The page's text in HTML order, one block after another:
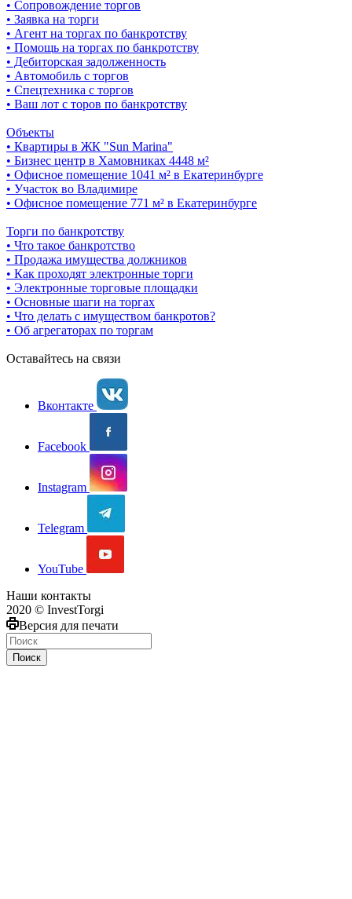
• Сопровождение торгов
• Заявка на торги
• Агент на торгах по банкротству
• Помощь на торгах по банкротству
• Дебиторская задолженность
• Автомобиль с торгов
• Спецтехника с торгов
• Ваш лот с торов по банкротству
Объекты
• Квартиры в ЖК "Sun Marina"
• Бизнес центр в Хамовниках 4448 м²
• Офисное помещение 1041 м² в Екатеринбурге
• Участок во Владимире
• Офисное помещение 771 м² в Екатеринбурге
Торги по банкротству
• Что такое банкротство
• Продажа имущества должников
• Как проходят электронные торги
• Электронные торговые площадки
• Основные шаги на торгах
• Что делать с имуществом банкротов?
• Об агрегаторах по торгам
Оставайтесь на связи
Вконтакте
Facebook
Instagram
Telegram
YouTube
Наши контакты
2020 © InvestTorgi
Версия для печати
Поиск